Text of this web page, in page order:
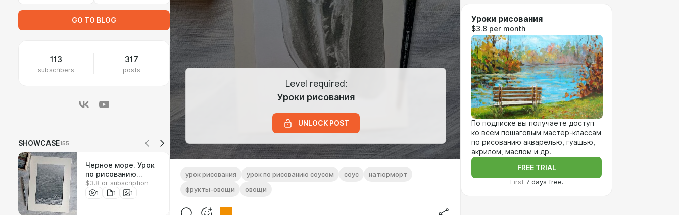
GO TO BLOG
113
subscribers
317
posts
SHOWCASE155
Черное море. Урок
по рисованию
соусом
$3.8 or subscription
1
1 1
Level required:
Уроки рисования
UNLOCK POST
урок рисования урок по рисованию соусом соус
натюрморт
фрукты-овощи
овощи
Уроки рисования
$3.8 per month
По подписке вы получаете доступ
ко всем пошаговым мастер-классам
по рисованию акварелью, гуашью,
акрилом, маслом и др.
FREE TRIAL
First 7 days free.